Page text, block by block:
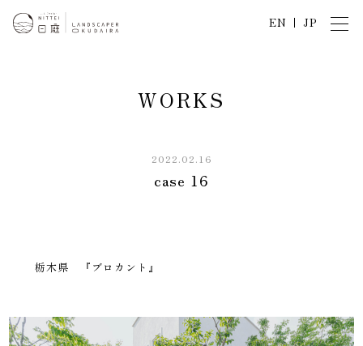
EN JP
WORKS
2022.02.16
case 16
栃木県 『ブロカント』